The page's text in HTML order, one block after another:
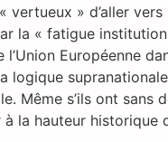
vertueux » d’aller
la « fatigue
l’Union Européenne
logique
Même s’ils ont
la hauteur